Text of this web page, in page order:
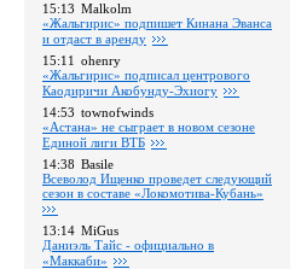
15:13 Malkolm
«Жальгирис» подпишет Кинана Эванса
и отдаст в аренду
15:11 ohenry
«Жальгирис» подписал центрового
Каодиричи Акобунду-Эхиогу
14:53 townofwinds
«Астана» не сыграет в новом сезоне
Единой лиги ВТБ
14:38 Basile
Всеволод Ищенко проведет следующий
сезон в составе «Локомотива-Кубань»
13:14 MiGus
Даниэль Тайс - официально в
«Маккаби»